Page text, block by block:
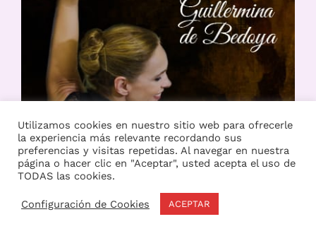
Utilizamos cookies en nuestro sitio web para ofrecerle
la experiencia más relevante recordando sus
preferencias y visitas repetidas. Al navegar en nuestra
página o hacer clic en "Aceptar", usted acepta el uso de
TODAS las cookies.
Configuración de Cookies ACEPTAR